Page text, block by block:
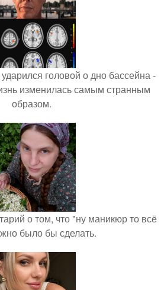
головой о дно бассейна -
изменилась самым странным
образом.
о том, что "ну маникюр то всё
было бы сделать.